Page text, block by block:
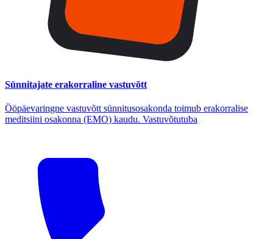
Sünnitajate erakorraline vastuvõtt
Ööpäevaringne vastuvõtt sünnitusosakonda toimub erakorralise
meditsiini osakonna (EMO) kaudu. Vastuvõtutuba